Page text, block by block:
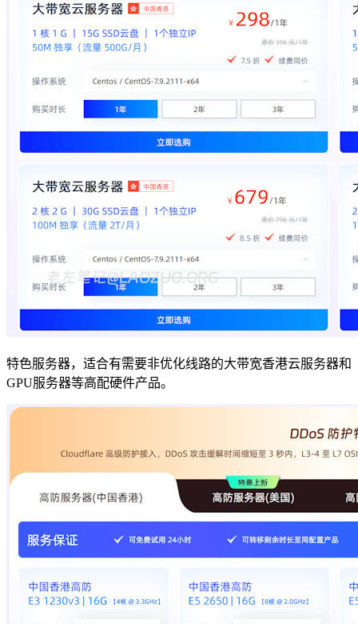
特色服务器，适合有需要非优化线路的大带宽香港云服务器和
GPU服务器等高配硬件产品。